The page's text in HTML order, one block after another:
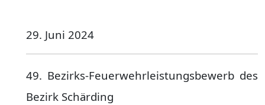
29. Juni 2024
49. Bezirks-Feuerwehrleistungsbewerb des
Bezirk Schärding